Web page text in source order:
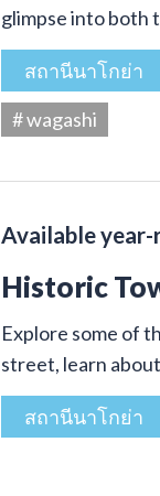
glimpse into both
สถานีนาโกย่า
# wagashi
Available year-
Historic
Explore some of
street, learn
สถานีนาโกย่า